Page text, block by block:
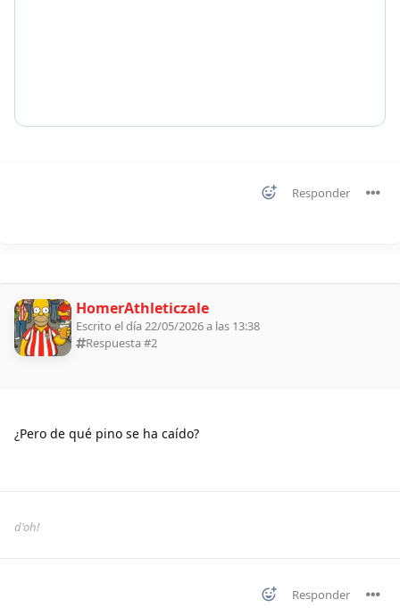
Responder
HomerAthleticzale
Escrito el día 22/05/2026 a las 13:38
Respuesta #2
¿Pero de qué pino se ha caído?
d'oh!
Responder